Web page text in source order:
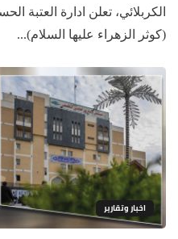
الكربلائي، تعلن ادارة العتبة
(كوثر الزهراء عليها السلام)...
اخبار وتقارير